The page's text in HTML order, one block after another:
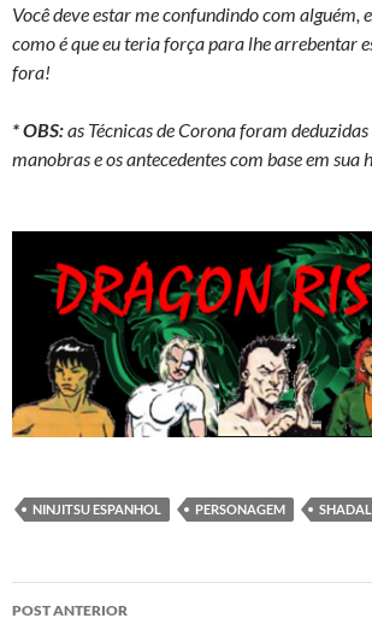
Você deve estar me confundindo com alguém,
como é que eu teria força para lhe arrebentar
fora!
* OBS:as Técnicas de Corona foram
manobras e os antecedentes com base em sua
NINJITSU ESPANHOL PERSONAGEM
Navegação
POST ANTERIOR